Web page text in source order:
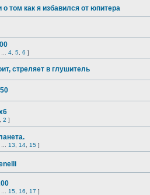
о том как я избавился от юпитера
4 5 6 ]
стреляет в глушитель
2 ]
13 14 15 ]
15 16 17 ]